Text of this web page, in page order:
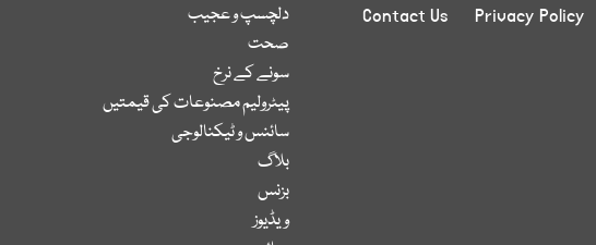
Privacy Policy
Contact Us
دلچسپ و عجیب
صحت
سونے کے نرخ
پیٹرولیم مصنوعات کی قیمتیں
سائنس و ٹیکنالوجی
بلاگ
بزنس
ویڈیوز